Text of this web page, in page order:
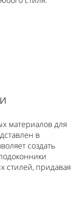
материалов для
в
создать
стилей, придавая